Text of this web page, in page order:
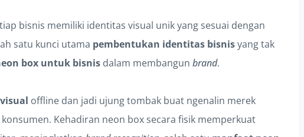
bisnis memiliki identitas visual unik yang sesuai dengan
satu kunci utama pembentukan identitas bisnisyang tak
box untuk bisnis dalam membangun brand.
offline dan jadi ujung tombak buat ngenalin merek
Kehadiran neon box secara fisik memperkuat